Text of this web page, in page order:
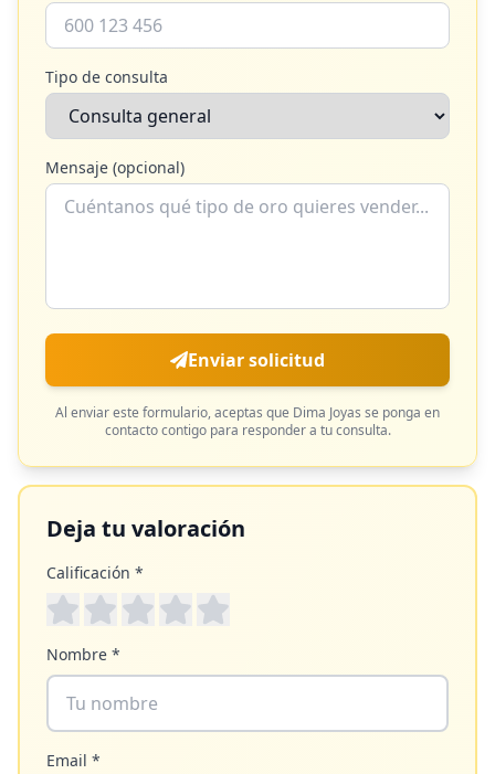
Tipo de consulta
Mensaje (opcional)
Enviar solicitud
Al enviar este formulario, aceptas que Dima Joyas se ponga en
contacto contigo para responder a tu consulta.
Deja tu valoración
Calificación *
Nombre *
Email *